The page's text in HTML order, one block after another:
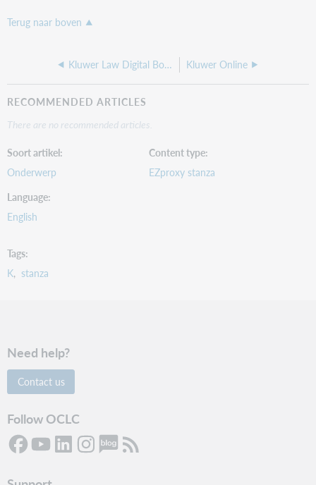
Terug naar boven
Kluwer Law Digital Book Platform Kluwer Online
RECOMMENDED ARTICLES
There are no recommended articles.
Soort artikel
Onderwerp
Content type
EZproxy stanza
Language
English
Tags
K stanza
Need help?
Contact us
Follow OCLC